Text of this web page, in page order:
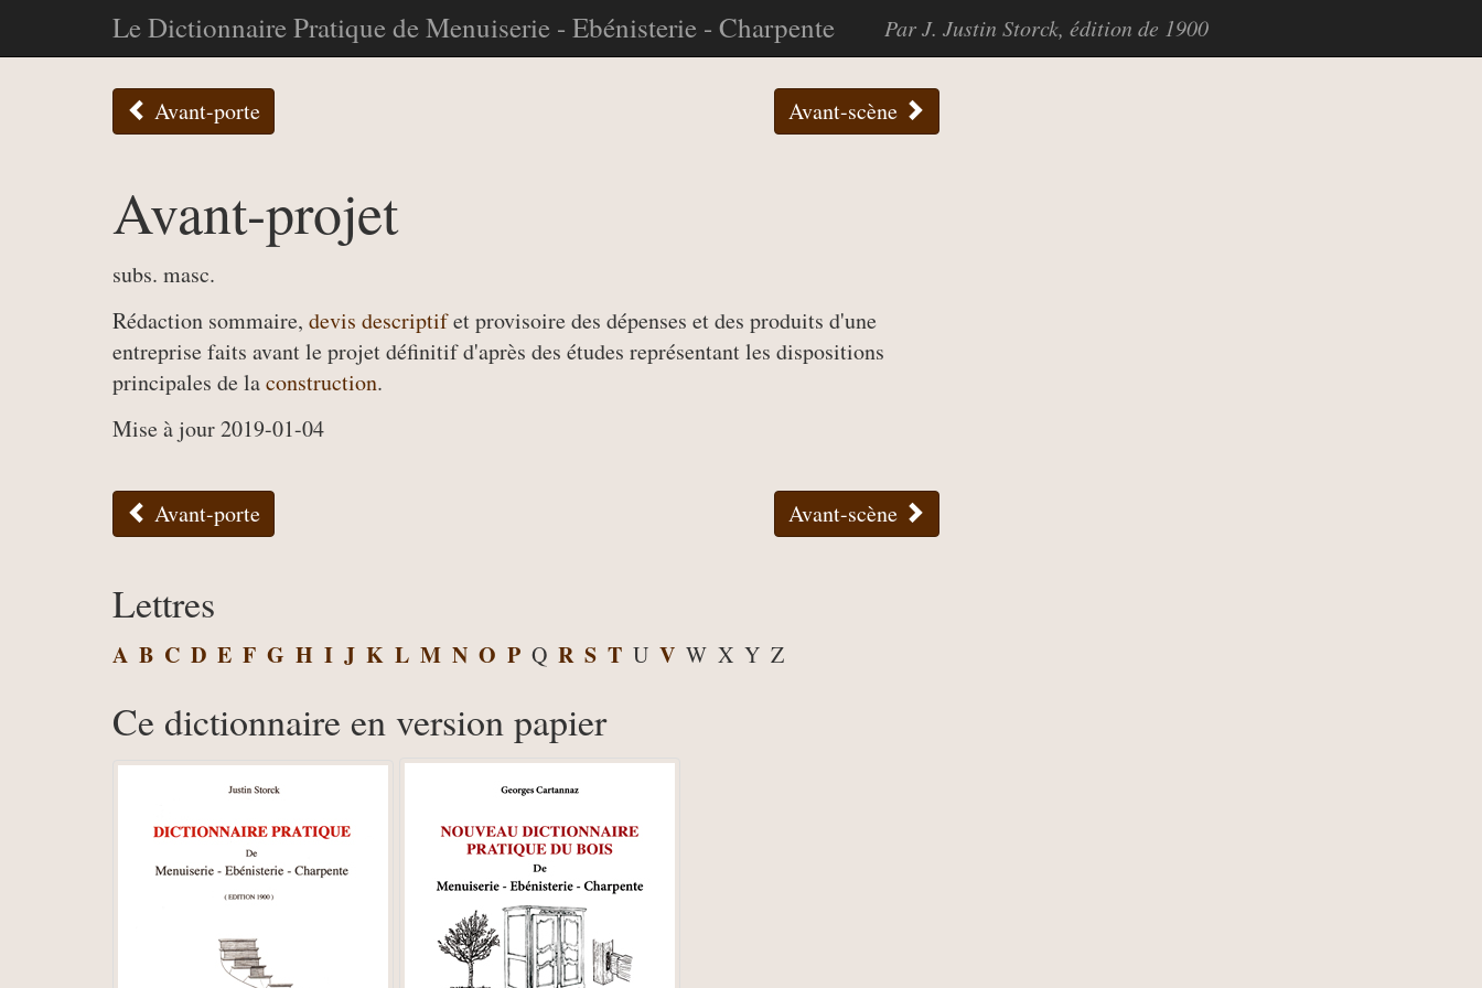
Le Dictionnaire Pratique de Menuiserie - Ebénisterie - Charpente Par J. Justin Storck, édition de 1900
Avant-porte Avant-scène
Avant-projet
subs. masc.
Rédaction sommaire, devis descriptifet provisoire des dépenses et des produits d'une
entreprise faits avant le projet définitif d'après des études représentant les dispositions
principales de laconstruction.
Mise à jour 2019-01-04
Avant-porte Avant-scène
Lettres
A B C D E F G H I J K L M N O P Q R S T U V W X Y Z
Ce dictionnaire en version papier